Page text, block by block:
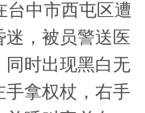
台中市西屯区遭
，被员警送医
同时出现黑白无
拿权杖，右手